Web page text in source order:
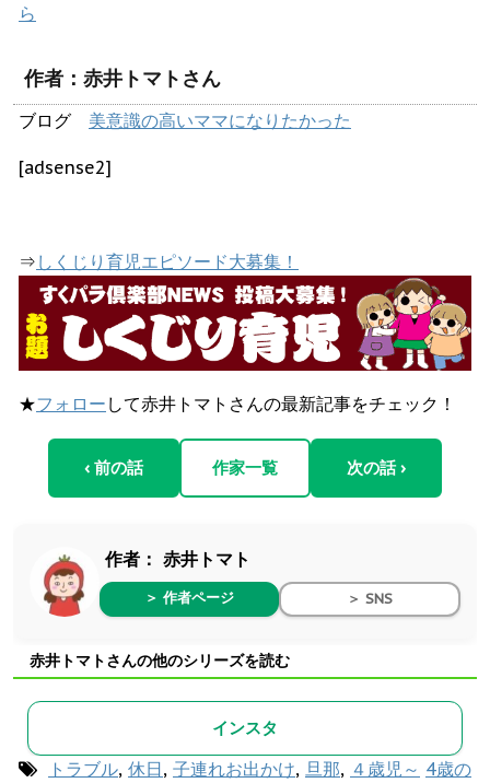
ら
作者：赤井トマトさん
ブログ 美意識の高いママになりたかった
[adsense2]
⇒ しくじり育児エピソード大募集！
★フォロー して赤井トマトさんの最新記事をチェック！
‹ 前の話 作家一覧 次の話 ›
作者： 赤井トマト
＞ 作者ページ ＞ SNS
赤井トマトさんの他のシリーズを読む
インスタ
トラブル, 休日, 子連れお出かけ, 旦那, ４歳児～ 4歳の